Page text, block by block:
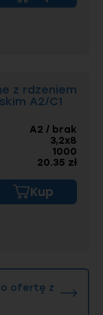
z rdzeniem
A2/C1
A2 / brak
3,2x8
1000
20.35 zł
Kup
ofertę z